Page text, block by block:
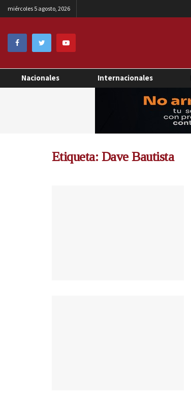
miércoles 5 agosto, 2026
Nacionales Internacionales
Etiqueta: Dave Bautista